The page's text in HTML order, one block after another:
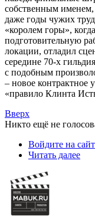
собственным
даже годы чужих
«королем горы»,
подготовительную
локации, отладил
середине 70-х
с подобным
– новое контрактное
«правило Клинта
Вверх
Никто ещё не
Войдите на сайт
Читать далее